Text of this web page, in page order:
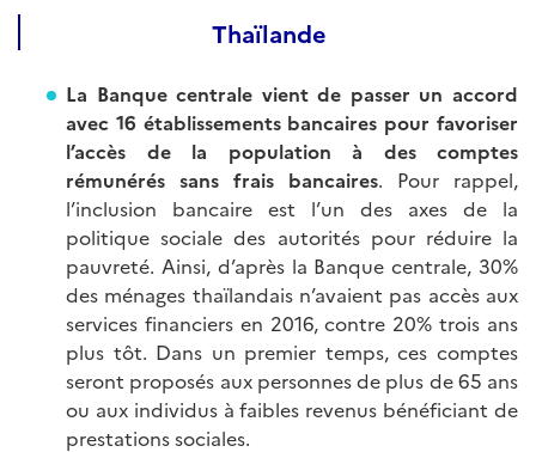
Thaïlande
La Banque centrale vient de passer un accord
avec 16 établissements bancaires pour favoriser
l’accès de la population à des comptes
rémunérés sans frais bancaires. Pour rappel,
l’inclusion bancaire est l’un des axes de la
politique sociale des autorités pour réduire la
pauvreté. Ainsi, d’après la Banque centrale, 30%
des ménages thaïlandais n’avaient pas accès aux
services financiers en 2016, contre 20% trois ans
plus tôt. Dans un premier temps, ces comptes
seront proposés aux personnes de plus de 65 ans
ou aux individus à faibles revenus bénéficiant de
prestations sociales.